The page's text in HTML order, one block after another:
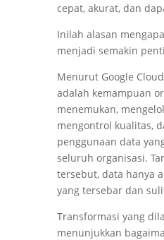
cepat, akurat, dan
Inilah alasan
menjadi semakin
Menurut Google
adalah kemampuan
menemukan,
mengontrol kualitas,
penggunaan data
seluruh organisasi.
tersebut, data hanya
yang tersebar dan
Transformasi yang
menunjukkan